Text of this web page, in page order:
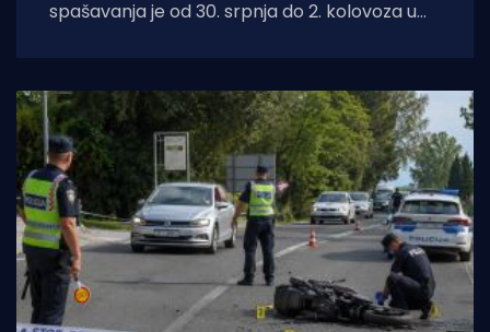
spašavanja je od 30. srpnja do 2. kolovoza u